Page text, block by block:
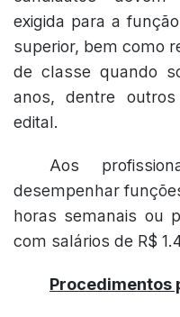
exigida para a
superior, bem como
de classe quando
anos, dentre
edital.
Aos
desempenhar
horas semanais ou
com salários de R$
Procedimentos